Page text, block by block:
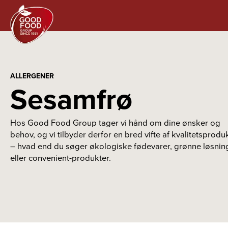
ALLERGENER
Sesamfrø
Hos Good Food Group tager vi hånd om dine ønsker og
behov, og vi tilbyder derfor en bred vifte af
– hvad end du søger økologiske fødevarer, grønne
eller convenient-produkter.